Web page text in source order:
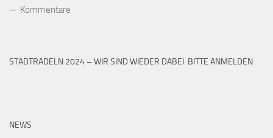
Kommentare
STADTRADELN 2024 – WIR SIND WIEDER DABEI. BITTE ANMELDEN
NEWS